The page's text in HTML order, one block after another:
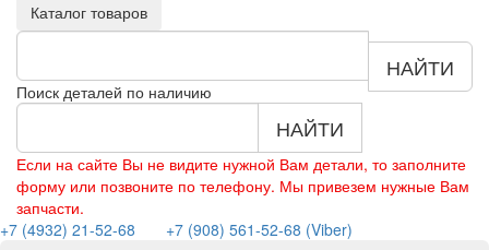
Каталог товаров
Поиск деталей по наличию
НАЙТИ
НАЙТИ
Если на сайте Вы не видите нужной Вам детали, то заполните
форму или позвоните по телефону. Мы привезем нужные Вам
запчасти.
+7 (4932) 21-52-68
+7 (908) 561-52-68 (Viber)